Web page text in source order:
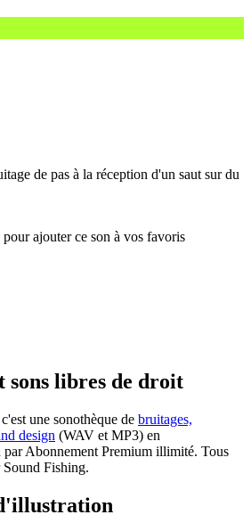
de pas à la réception d'un saut sur du
sons libres de droit
une sonothèque de bruitages,
design (WAV et MP3) en
par Abonnement Premium illimité. Tous
Sound Fishing.